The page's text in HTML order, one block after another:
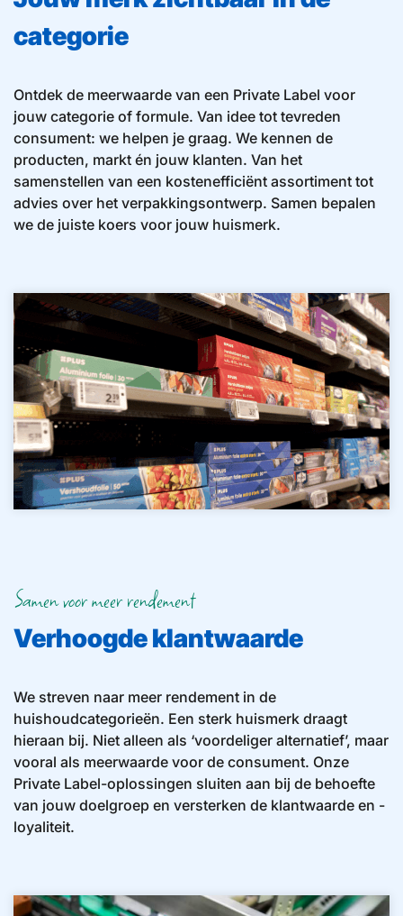
categorie
Ontdek de meerwaarde van een Private Label voor
jouw categorie of formule. Van idee tot tevreden
consument: we helpen je graag. We kennen de
producten, markt én jouw klanten. Van het
samenstellen van een kostenefficiënt assortiment tot
advies over het verpakkingsontwerp. Samen bepalen
we de juiste koers voor jouw huismerk.
Samen voor meer rendement
Verhoogde klantwaarde
We streven naar meer rendement in de
huishoudcategorieën. Een sterk huismerk draagt
hieraan bij. Niet alleen als ‘voordeliger alternatief’, maar
vooral als meerwaarde voor de consument. Onze
Private Label-oplossingen sluiten aan bij de behoefte
van jouw doelgroep en versterken de klantwaarde en -
loyaliteit.